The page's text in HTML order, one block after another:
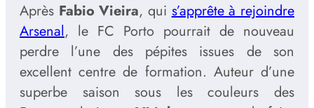
Après Fabio Vieira, quis’apprête à rejoindre
Arsenal, le FC Porto pourrait de nouveau
perdre l’une des pépites issues de son
excellent centre de formation. Auteur d’une
superbe saison sous les couleurs des